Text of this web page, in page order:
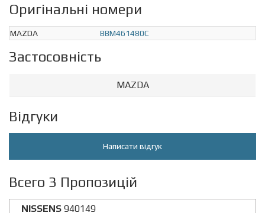
Оригінальні номери
MAZDA BBM461480C
Застосовність
MAZDA
Відгуки
Написати відгук
Всего 3 Пропозицій
NISSENS 940149